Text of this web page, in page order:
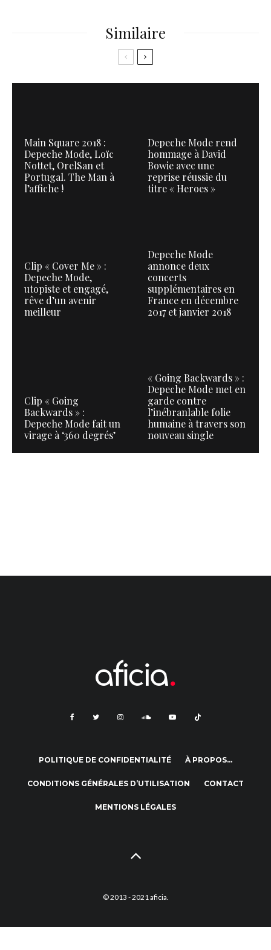
Similaire
Main Square 2018 :
Depeche Mode, Loïc
Nottet, OrelSan et
Portugal. The Man à
l’affiche !
Depeche Mode rend
hommage à David
Bowie avec une
reprise réussie du
titre « Heroes »
Clip « Cover Me » :
Depeche Mode,
utopiste et engagé,
rêve d’un avenir
meilleur
Depeche Mode
annonce deux
concerts
supplémentaires en
France en décembre
2017 et janvier 2018
Clip « Going
Backwards » :
Depeche Mode fait un
virage à ‘360 degrés’
« Going Backwards » :
Depeche Mode met en
garde contre
l’inébranlable folie
humaine à travers son
nouveau single
POLITIQUE DE CONFIDENTIALITÉ À PROPOS…
CONDITIONS GÉNÉRALES D’UTILISATION CONTACT
MENTIONS LÉGALES
© 2013 - 2021 aficia.